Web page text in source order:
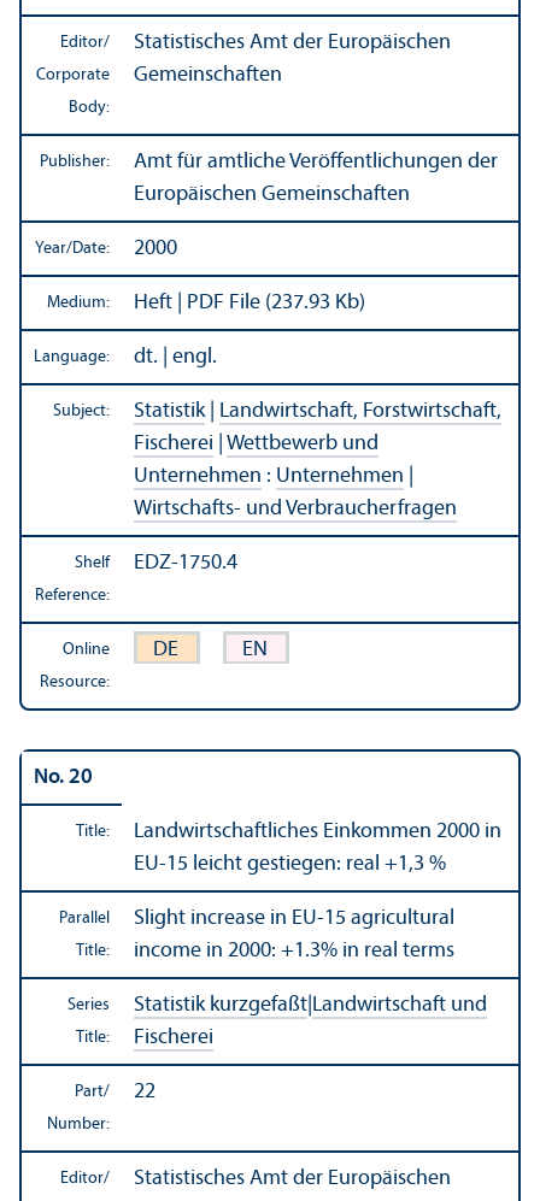
Editor/
Corporate
Body:
Statistisches Amt der Europäischen
Gemeinschaften
Publisher:
Amt für amtliche Veröffentlichungen der
Europäischen Gemeinschaften
Year/Date: 2000
Medium: Heft | PDF File (237.93 Kb)
Language: dt. | engl.
Subject: Statistik| Landwirtschaft, Forstwirtschaft,
Fischerei
Wettbewerb und
Unternehmen : Unternehmen
Wirtschafts- und Verbraucherfragen
Shelf
Reference:
EDZ-1750.4
Online
Resource:
DE EN
No. 20
Title:
Landwirtschaftliches Einkommen 2000 in
EU-15 leicht gestiegen: real +1,3 %
Parallel
Title:
Slight increase in EU-15 agricultural
income in 2000: +1.3% in real terms
Series
Title:
Statistik kurzgefaßt Landwirtschaft und
Fischerei
Part/
Number:
22
Editor/
Statistisches Amt der Europäischen